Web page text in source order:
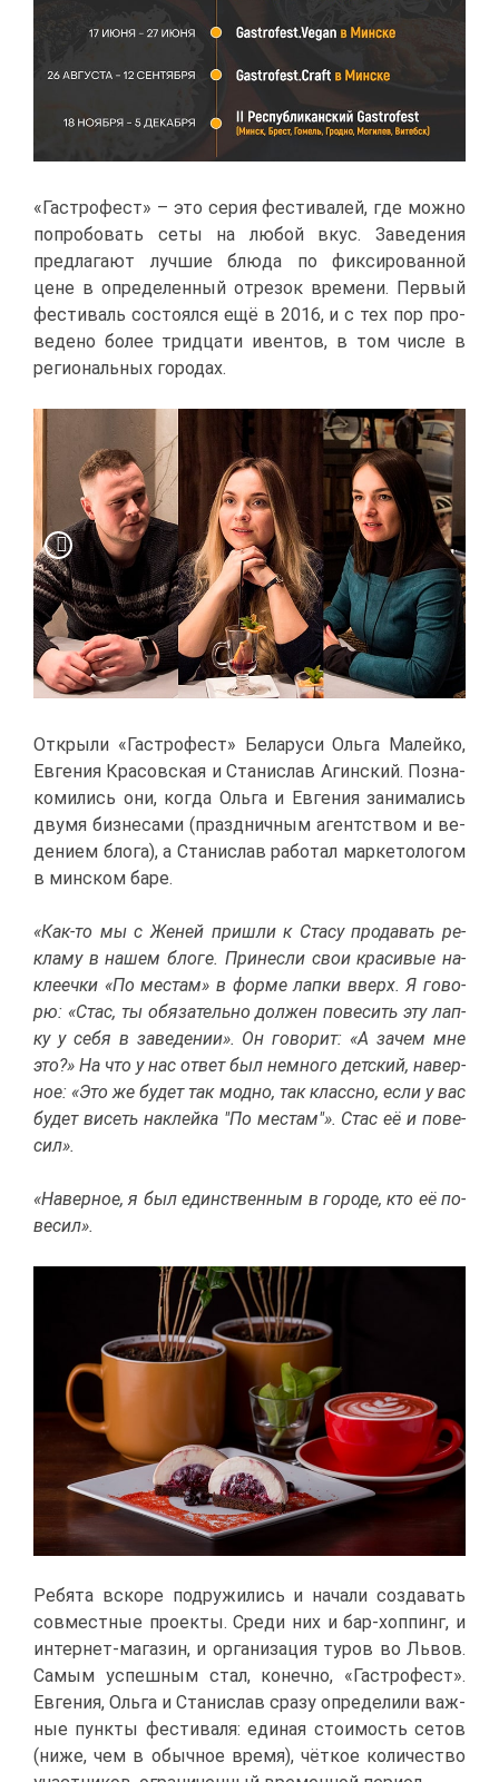
«Га­стро­фест» – это се­рия фе­сти­ва­лей, где мож­но
по­про­бо­вать се­ты на лю­бой вкус. За­ве­де­ния
пред­ла­га­ют луч­шие блю­да по фик­си­ро­ван­ной
цене в опре­де­лен­ный от­ре­зок вре­ме­ни. Пер­вый
фе­сти­валь со­сто­ял­ся ещё в 2016, и с тех пор про­
ве­де­но бо­лее трид­ца­ти ивен­тов, в том чис­ле в
ре­ги­о­наль­ных го­ро­дах.
От­кры­ли «Га­стро­фест» Бе­ла­ру­си Оль­га Ма­лей­ко,
Ев­ге­ния Кра­сов­ская и Ста­ни­слав Агин­ский. По­зна­
ко­ми­лись они, ко­гда Оль­га и Ев­ге­ния за­ни­ма­лись
дву­мя биз­не­са­ми (празд­нич­ным агент­ством и ве­
де­ни­ем бло­га), а Ста­ни­слав ра­бо­тал мар­ке­то­ло­гом
в мин­ском ба­ре.
«Как-то мы с Же­ней при­шли к Ста­су про­да­вать ре­
кла­му в на­шем бло­ге. При­нес­ли свои кра­си­вые на­
кле­еч­ки «По ме­стам» в фор­ме лап­ки вверх. Я го­во­
рю: «Стас, ты обя­за­тель­но дол­жен по­ве­сить эту лап­
ку у се­бя в за­ве­де­нии». Он го­во­рит: «А за­чем мне
это?» На что у нас от­вет был немно­го дет­ский, на­вер­
ное: «Это же бу­дет так мод­но, так класс­но, ес­ли у вас
бу­дет ви­сеть на­клей­ка "По ме­стам"». Стас её и по­ве­
сил».
«На­вер­ное, я был един­ствен­ным в го­ро­де, кто её по­
ве­сил».
Ре­бя­та вско­ре по­дру­жи­лись и на­ча­ли со­зда­вать
сов­мест­ные про­ек­ты. Сре­ди них и бар-хоппинг, и
ин­тер­нет-ма­га­зин, и ор­га­ни­за­ция ту­ров во Львов.
Са­мым успеш­ным стал, ко­неч­но, «Га­стро­фест».
Ев­ге­ния, Оль­га и Ста­ни­слав сра­зу опре­де­ли­ли важ­
ные пунк­ты фе­сти­ва­ля: еди­ная сто­и­мость се­тов
(ни­же, чем в обыч­ное вре­мя), чёт­кое ко­ли­че­ство